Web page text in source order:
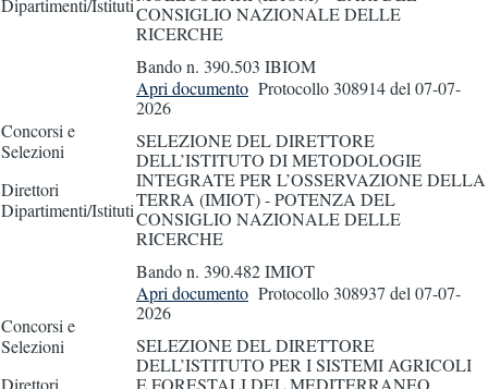
Dipartimenti/IstitutiCONSIGLIO NAZIONALE DELLE
RICERCHE
Bando n. 390.503 IBIOM
Concorsi e
Selezioni
Direttori
Dipartimenti/Istituti
Apri documento Protocollo 308914del 07-07-
2026
SELEZIONE DEL DIRETTORE
DELL’ISTITUTO DI METODOLOGIE
INTEGRATE PER L’OSSERVAZIONE DELLA
TERRA (IMIOT) - POTENZA DEL
CONSIGLIO NAZIONALE DELLE
RICERCHE
Bando n. 390.482 IMIOT
Concorsi e
Selezioni
Direttori
Apri documento Protocollo 308937 del 07-07-
2026
SELEZIONE DEL DIRETTORE
DELL’ISTITUTO PER I SISTEMI AGRICOLI
E FORESTALI DEL MEDITERRANEO